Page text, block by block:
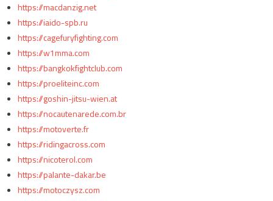
https://macdanzig.net
https://iaido-spb.ru
https://cagefuryfighting.com
https://w1mma.com
https://bangkokfightclub.com
https://proeliteinc.com
https://goshin-jitsu-wien.at
https://nocautenarede.com.br
https://motoverte.fr
https://ridingacross.com
https://nicoterol.com
https://palante-dakar.be
https://motoczysz.com